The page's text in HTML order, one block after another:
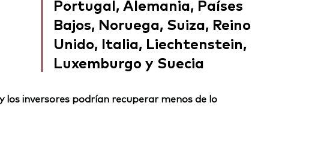
Portugal, Alemania, Países
Bajos, Noruega, Suiza, Reino
Unido, Italia, Liechtenstein,
Luxemburgo y Suecia
los inversores podrían recuperar menos de lo